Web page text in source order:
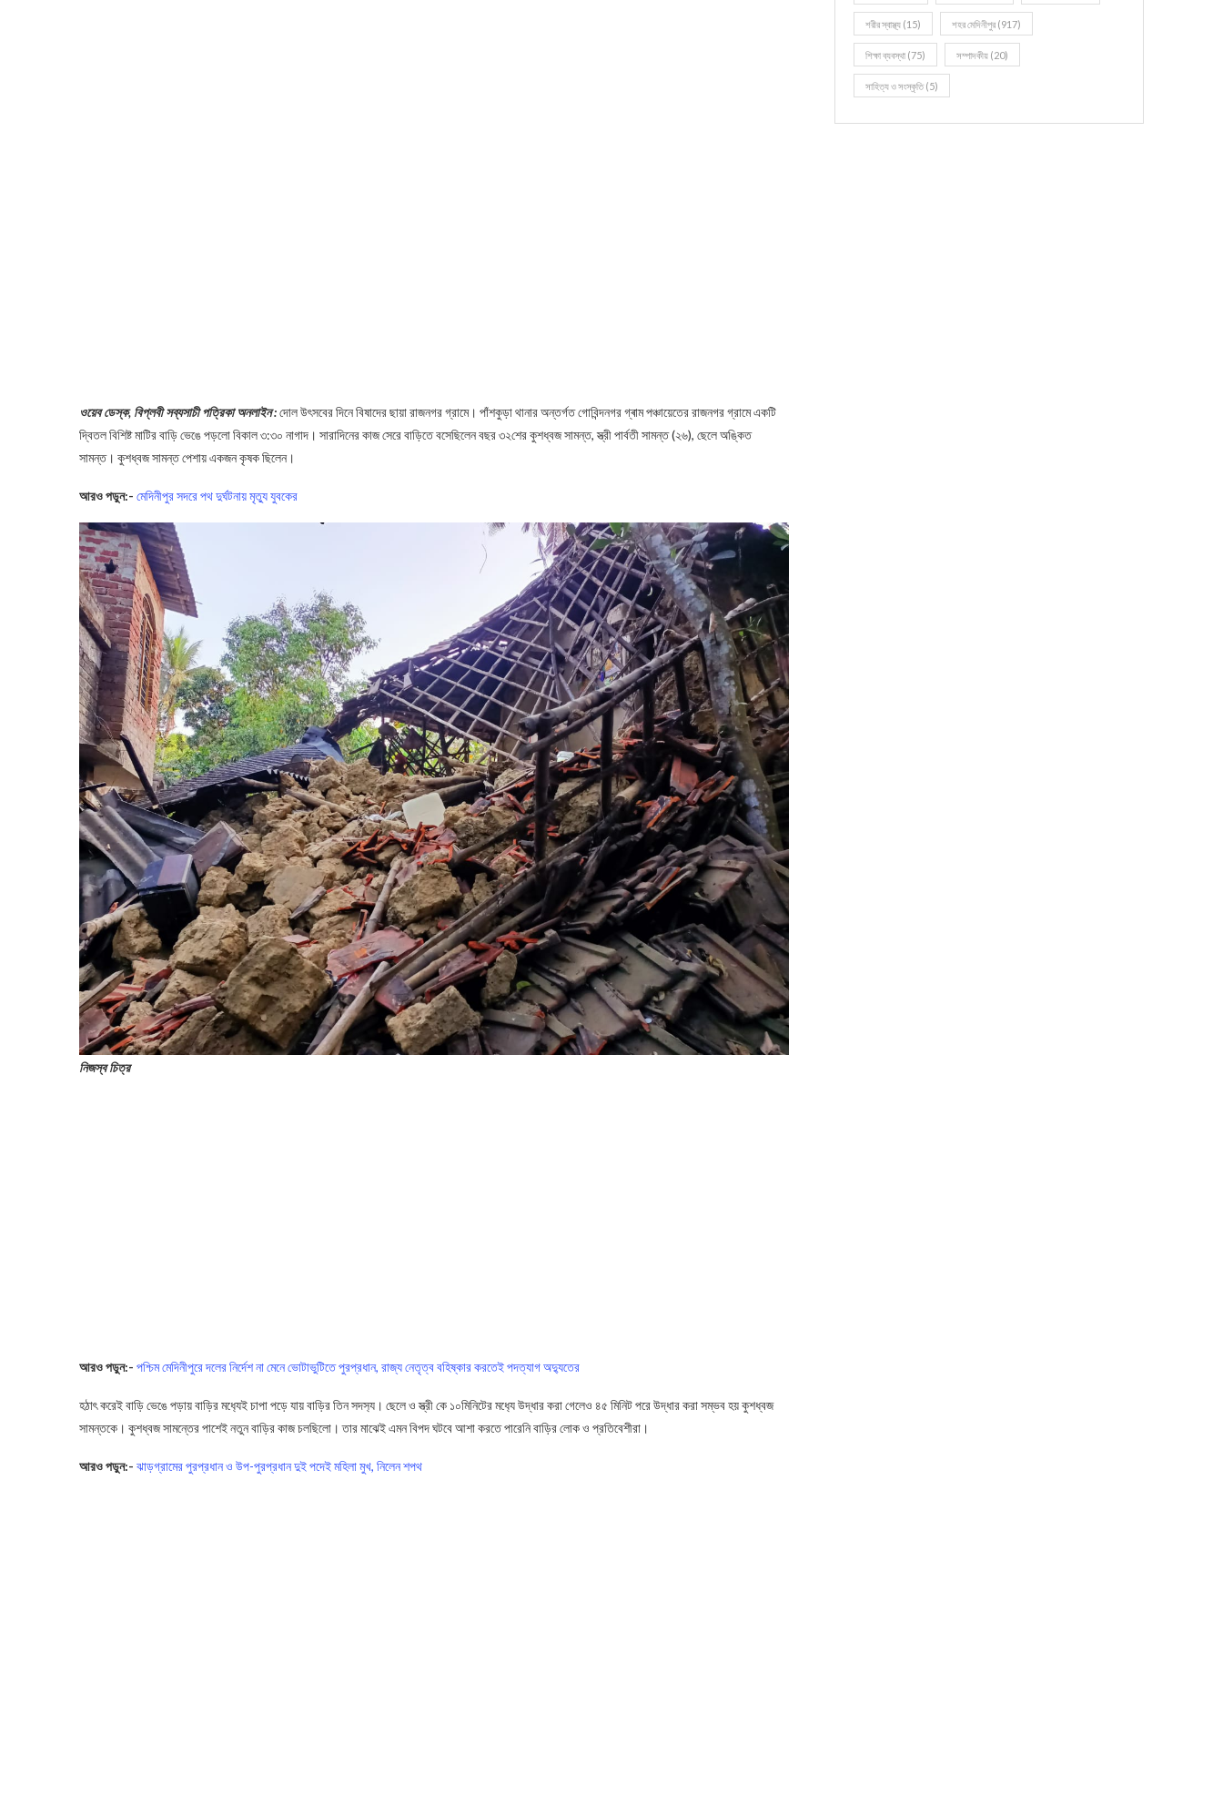
ওয়েব ডেস্ক, বিপ্লবী সব্যসাচী পত্রিকা অনলাইন :দোল উৎসবের দিনে বিষাদের ছায়া রাজনগর গ্রামে। পাঁশকুড়া থানার অন্তর্গত গোবিন্দনগর গ্ৰাম পঞ্চায়েতের রাজনগর গ্রামে একটি
দ্বিতল বিশিষ্ট মাটির বাড়ি ভেঙে পড়লো বিকাল ৩:৩০ নাগাদ। সারাদিনের কাজ সেরে বাড়িতে বসেছিলেন বছর ৩২শের কুশধ্বজ সামন্ত, স্ত্রী পার্বতী সামন্ত (২৬), ছেলে অঙ্কিত
সামন্ত। কুশধ্বজ সামন্ত পেশায় একজন কৃষক ছিলেন।
আরও পড়ুন:- মেদিনীপুর সদরে পথ দুর্ঘটনায় মৃত্যু যুবকের
নিজস্ব চিত্র
আরও পড়ুন:- পশ্চিম মেদিনীপুরে দলের নির্দেশ না মেনে ভোটাভুটিতে পুরপ্রধান, রাজ্য নেতৃত্ব বহিষ্কার করতেই পদত্যাগ অদ্যুতের
হঠাৎ করেই বাড়ি ভেঙে পড়ায় বাড়ির মধ‍্যেই চাপা পড়ে যায় বাড়ির তিন সদস‍্য। ছেলে ও স্ত্রী কে ১০মিনিটের মধ‍্যে উদ্ধার করা গেলেও ৪৫ মিনিট পরে উদ্ধার করা সম্ভব হয় কুশধ্বজ
সামন্তকে। কুশধ্বজ সামন্তের পাশেই নতুন বাড়ির কাজ চলছিলো। তার মাঝেই এমন বিপদ ঘটবে আশা করতে পারেনি বাড়ির লোক ও প্রতিবেশীরা।
আরও পড়ুন:- ঝাড়গ্রামের পুরপ্রধান ও উপ-পুরপ্রধান দুই পদেই মহিলা মুখ, নিলেন শপথ
শরীর স্বাস্থ্য (15) শহর মেদিনীপুর (917)
শিক্ষা ব্যবস্থা (75) সম্পাদকীয় (20)
সাহিত্য ও সংস্কৃতি(5)